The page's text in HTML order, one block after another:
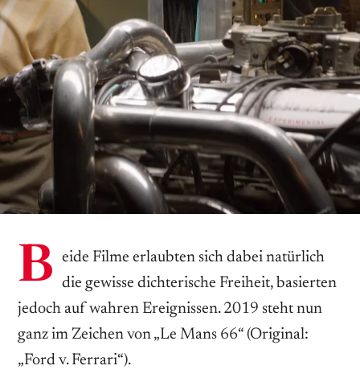
B eide Filme erlaubten sich dabei natürlich
die gewisse dichterische Freiheit, basierten
jedoch auf wahren Ereignissen. 2019 steht nun
ganz im Zeichen von „Le Mans 66“ (Original:
„Ford v. Ferrari“).